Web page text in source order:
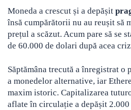
Moneda a crescut și a depășit
însă cumpărătorii nu au reușit să
prețul a scăzut. Acum pare să se
de 60.000 de dolari după acea
Săptămâna trecută a înregistrat o
a monedelor alternative, iar
maxim istoric. Capitalizarea
aflate în circulație a depășit